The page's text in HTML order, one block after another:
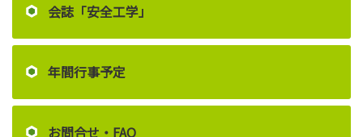
会誌「安全工学」
年間行事予定
お問合せ・FAQ